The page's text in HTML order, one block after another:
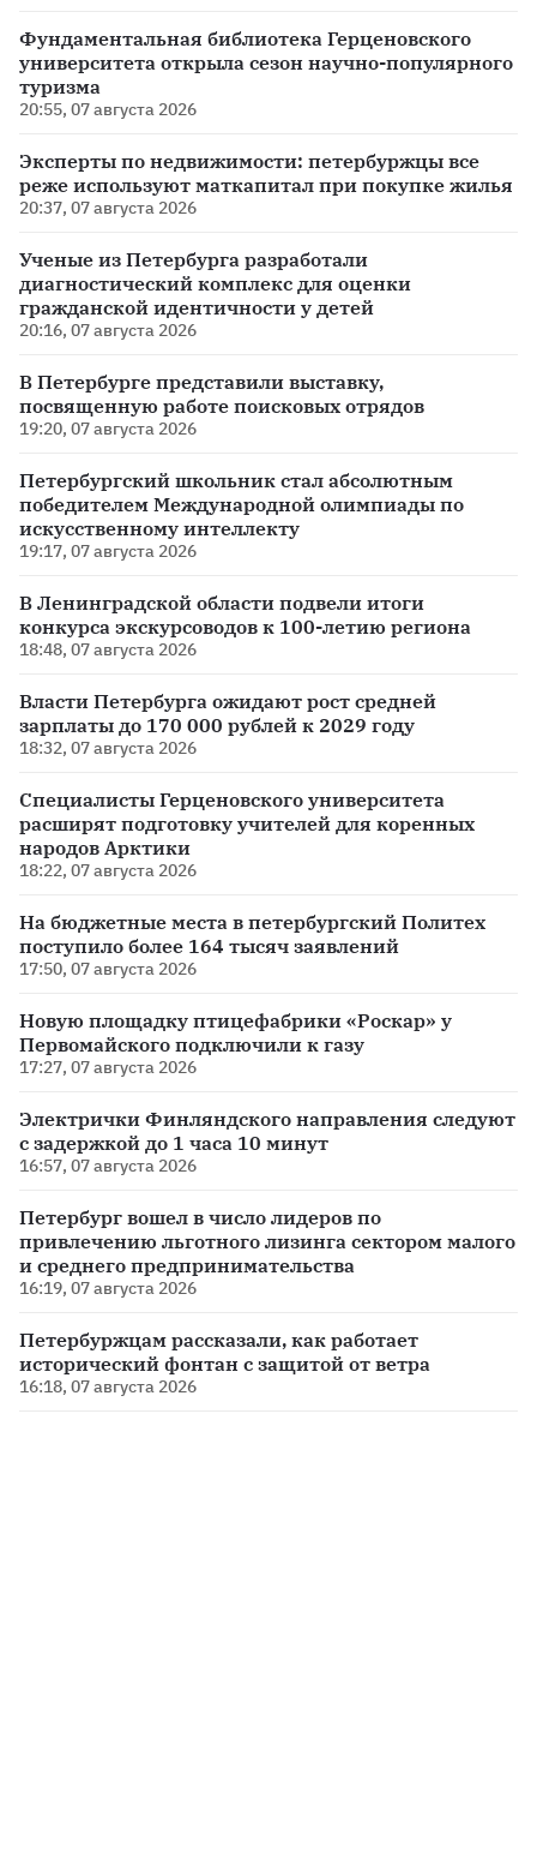
Фундаментальная библиотека Герценовского
университета открыла сезон научно-популярного
туризма
20:55, 07 августа 2026
Эксперты по недвижимости: петербуржцы все
реже используют маткапитал при покупке жилья
20:37, 07 августа 2026
Ученые из Петербурга разработали
диагностический комплекс для оценки
гражданской идентичности у детей
20:16, 07 августа 2026
В Петербурге представили выставку,
посвященную работе поисковых отрядов
19:20, 07 августа 2026
Петербургский школьник стал абсолютным
победителем Международной олимпиады по
искусственному интеллекту
19:17, 07 августа 2026
В Ленинградской области подвели итоги
конкурса экскурсоводов к 100-летию региона
18:48, 07 августа 2026
Власти Петербурга ожидают рост средней
зарплаты до 170 000 рублей к 2029 году
18:32, 07 августа 2026
Специалисты Герценовского университета
расширят подготовку учителей для коренных
народов Арктики
18:22, 07 августа 2026
На бюджетные места в петербургский Политех
поступило более 164 тысяч заявлений
17:50, 07 августа 2026
Новую площадку птицефабрики «Роскар» у
Первомайского подключили к газу
17:27, 07 августа 2026
Электрички Финляндского направления следуют
с задержкой до 1 часа 10 минут
16:57, 07 августа 2026
Петербург вошел в число лидеров по
привлечению льготного лизинга сектором малого
и среднего предпринимательства
16:19, 07 августа 2026
Петербуржцам рассказали, как работает
исторический фонтан с защитой от ветра
16:18, 07 августа 2026